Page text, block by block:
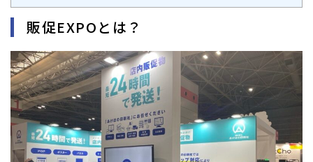
販促EXPOとは？